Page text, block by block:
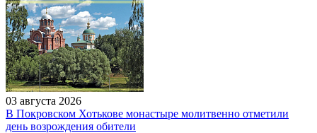
03 августа 2026
В Покровском Хотькове монастыре молитвенно отметили
день возрождения обители